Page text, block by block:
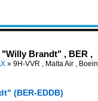
"Willy Brandt" , BER ,
» 9H-VVR , Malta Air ,
(BER-EDDB)